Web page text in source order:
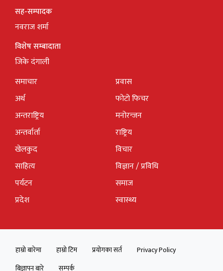
सह-सम्पादक
नवराज शर्मा
विशेष सम्बादाता
जिके दंगाली
समाचार
अर्थ
अन्तराष्ट्रिय
अन्तर्वार्ता
खेलकुद
साहित्य
पर्यटन
प्रदेश
प्रवास
फोटो फिचर
मनोरन्जन
राष्ट्रिय
विचार
विज्ञान / प्रविधि
समाज
स्वास्थ्य
हाम्रो बारेमा हाम्रो टिम प्रयोगका सर्त
Privacy Policy
बिज्ञापन बारे
सम्पर्क